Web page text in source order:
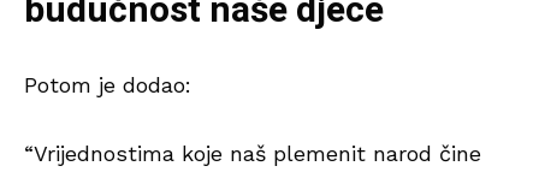
budućnost naše djece
Potom je dodao:
“Vrijednostima koje naš plemenit narod čine